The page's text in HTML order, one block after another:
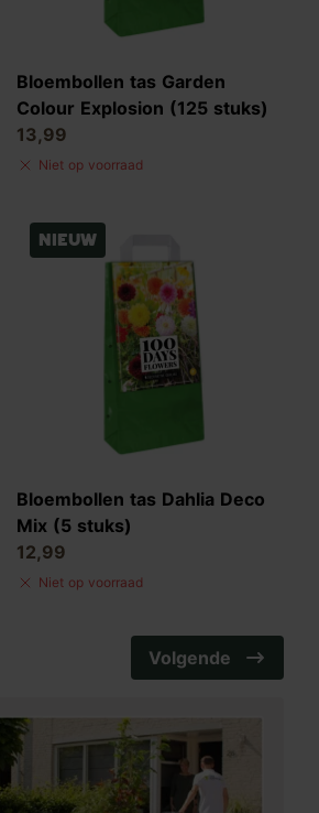
Bloembollen tas Garden
Colour Explosion (125 stuks)
13,99
Niet op voorraad
Nieuw
Bloembollen tas Dahlia Deco
Mix (5 stuks)
12,99
Niet op voorraad
Volgende